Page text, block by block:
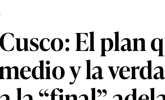
El plan
y la